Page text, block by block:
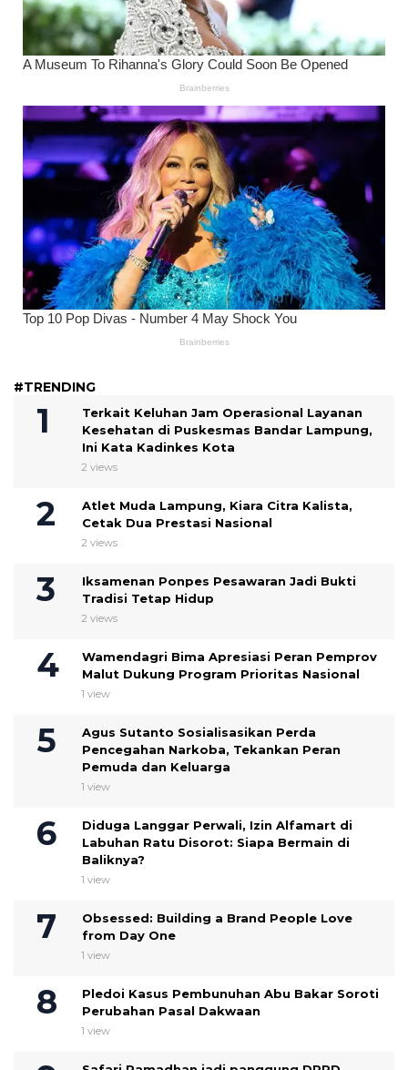
#TRENDING
Terkait Keluhan Jam Operasional Layanan
Kesehatan di Puskesmas Bandar Lampung,
Ini Kata Kadinkes Kota
2 views
Atlet Muda Lampung, Kiara Citra Kalista,
Cetak Dua Prestasi Nasional
2 views
Iksamenan Ponpes Pesawaran Jadi Bukti
Tradisi Tetap Hidup
2 views
Wamendagri Bima Apresiasi Peran Pemprov
Malut Dukung Program Prioritas Nasional
1 view
Agus Sutanto Sosialisasikan Perda
Pencegahan Narkoba, Tekankan Peran
Pemuda dan Keluarga
1 view
Diduga Langgar Perwali, Izin Alfamart di
Labuhan Ratu Disorot: Siapa Bermain di
Baliknya?
1 view
Obsessed: Building a Brand People Love
from Day One
1 view
Pledoi Kasus Pembunuhan Abu Bakar Soroti
Perubahan Pasal Dakwaan
1 view